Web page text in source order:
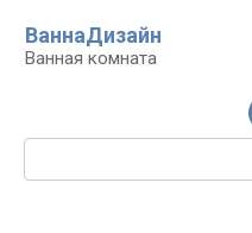
контенту
ВаннаДизайн
Ванная комната
Поиск: